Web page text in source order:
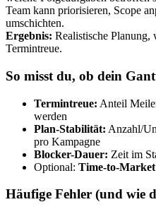
Team kann priorisieren, Scope
umschichten.
Ergebnis: Realistische Planung,
Termintreue.
So misst du, ob dein
Termintreue: Anteil
werden
Plan-Stabilität: Anzahl/
pro Kampagne
Blocker-Dauer: Zeit im
Optional: Time-to-Market
Häufige Fehler (und wie